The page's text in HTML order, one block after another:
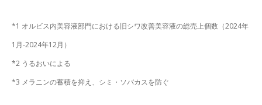
*1 オルビス内美容液部門における旧シワ改善美容液の総売上個数（2024年
1月-2024年12月）
*2 うるおいによる
*3 メラニンの蓄積を抑え、シミ・ソバカスを防ぐ